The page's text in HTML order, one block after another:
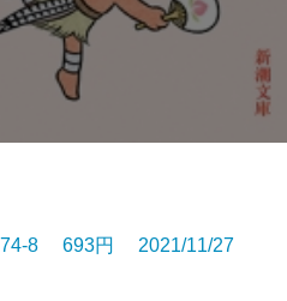
8 693円 2021/11/27